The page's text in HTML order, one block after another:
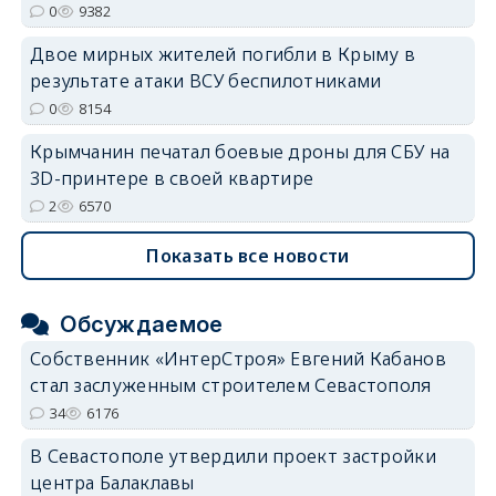
0 9382
Двое мирных жителей погибли в Крыму в
результате атаки ВСУ беспилотниками
0 8154
Крымчанин печатал боевые дроны для СБУ на
3D-принтере в своей квартире
2 6570
Показать все новости
Обсуждаемое
Собственник «ИнтерСтроя» Евгений Кабанов
стал заслуженным строителем Севастополя
34 6176
В Севастополе утвердили проект застройки
центра Балаклавы